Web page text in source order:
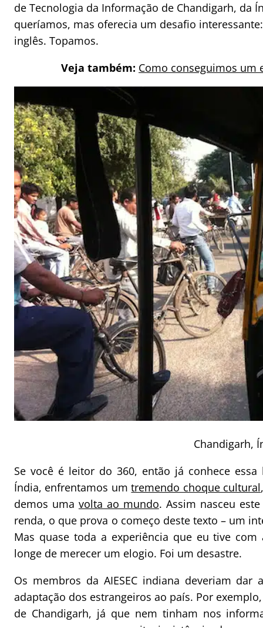
de Tecnologia da Informação de Chandigarh, da
queríamos, mas oferecia um desafio
inglês. Topamos.
Veja também: Como conseguimos um
Chandigarh,
Se você é leitor do 360, então já conhece
Índia, enfrentamos umtremendo choque cultural
demos uma volta ao mundo. Assim nasceu
renda, o que prova o começo deste texto – um
Mas quase toda a experiência que eu tive com
longe de merecer um elogio. Foi um desastre.
Os membros da AIESEC indiana deveriam
adaptação dos estrangeiros ao país. Por
de Chandigarh, já que nem tinham nos